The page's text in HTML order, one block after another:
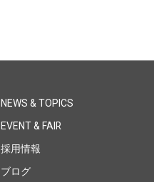
NEWS & TOPICS
EVENT & FAIR
採用情報
ブログ